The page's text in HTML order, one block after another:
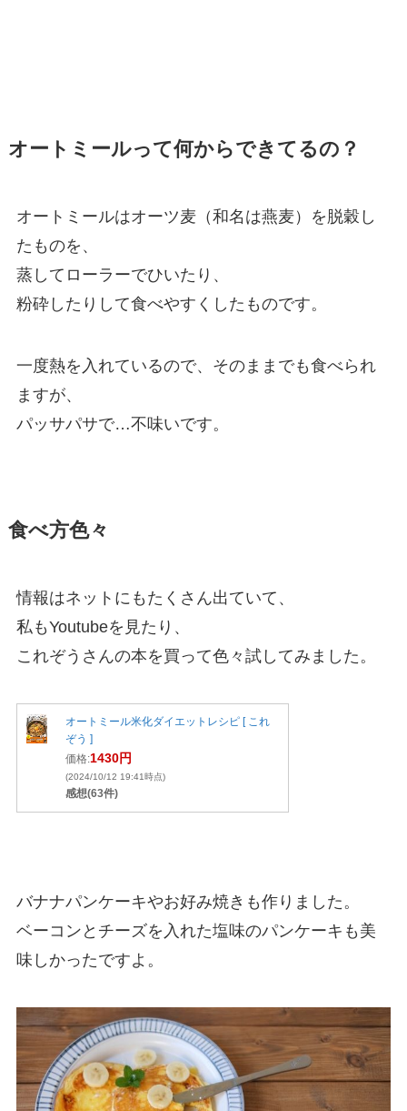
オートミールって何からできてるの？
オートミールはオーツ麦（和名は燕麦）を脱穀し
たものを、
蒸してローラーでひいたり、
粉砕したりして食べやすくしたものです。
一度熱を入れているので、そのままでも食べられ
ますが、
パッサパサで…不味いです。
食べ方色々
情報はネットにもたくさん出ていて、
私もYoutubeを見たり、
これぞうさんの本を買って色々試してみました。
オートミール米化ダイエットレシピ [ これ
ぞう ]
価格:1430円
(2024/10/12 19:41時点)
感想(63件)
バナナパンケーキやお好み焼きも作りました。
ベーコンとチーズを入れた塩味のパンケーキも美
味しかったですよ。